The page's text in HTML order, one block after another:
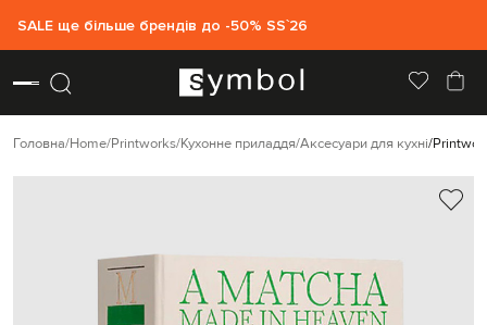
SALE ще більше брендів до -50% SS`26
Головна Home Printworks Кухонне приладдя Аксесуари для кухні